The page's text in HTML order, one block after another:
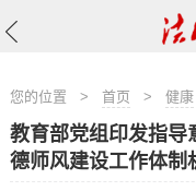
您的位置 > 首页 > 健康
教育部党组印发指导
德师风建设工作体制